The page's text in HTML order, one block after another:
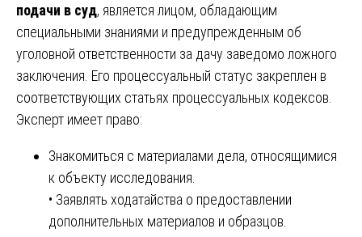
подачи в суд, является лицом, обладающим
специальными знаниями и предупрежденным об
уголовной ответственности за дачу заведомо ложного
заключения. Его процессуальный статус закреплен в
соответствующих статьях процессуальных кодексов.
Эксперт имеет право:
Знакомиться с материалами дела, относящимися
к объекту исследования.
• Заявлять ходатайства о предоставлении
дополнительных материалов и образцов.